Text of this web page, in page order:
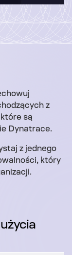
z
są
Dynatrace.
z jednego
który